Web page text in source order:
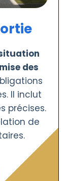
des
Il inclut
précises.
de